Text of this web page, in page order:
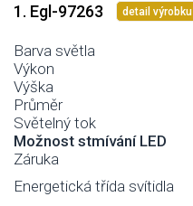
1. Egl-97263 detail výrobku
Barva světla
Výkon
Výška
Průměr
Světelný tok
Možnost stmívání LED
Záruka
Energetická třída svítidla